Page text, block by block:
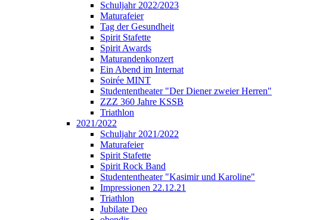
Schuljahr 2022/2023
Maturafeier
Tag der Gesundheit
Spirit Stafette
Spirit Awards
Maturandenkonzert
Ein Abend im Internat
Soirée MINT
Studententheater "Der Diener zweier Herren"
ZZZ 360 Jahre KSSB
Triathlon
2021/2022
Schuljahr 2021/2022
Maturafeier
Spirit Stafette
Spirit Rock Band
Studententheater "Kasimir und Karoline"
Impressionen 22.12.21
Triathlon
Jubilate Deo